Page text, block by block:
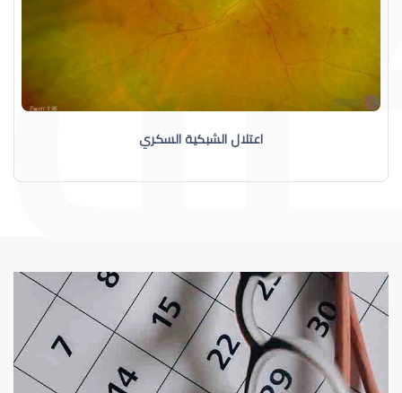
اعتلال الشبكية السكري
اعتلال الشبكية السكري الشبكية